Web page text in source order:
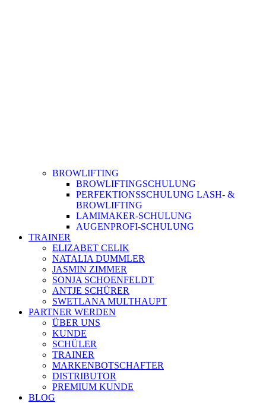
BROWLIFTING
BROWLIFTINGSCHULUNG
PERFEKTIONSSCHULUNG LASH- &
BROWLIFTING
LAMIMAKER-SCHULUNG
AUGENPROFI-SCHULUNG
TRAINER
ELIZABET CELIK
NATALIA DUMMLER
JASMIN ZIMMER
SONJA SCHOENFELDT
ANTJE SCHÜRER
SWETLANA MULTHAUPT
PARTNER WERDEN
ÜBER UNS
KUNDE
SCHÜLER
TRAINER
MARKENBOTSCHAFTER
DISTRIBUTOR
PREMIUM KUNDE
BLOG